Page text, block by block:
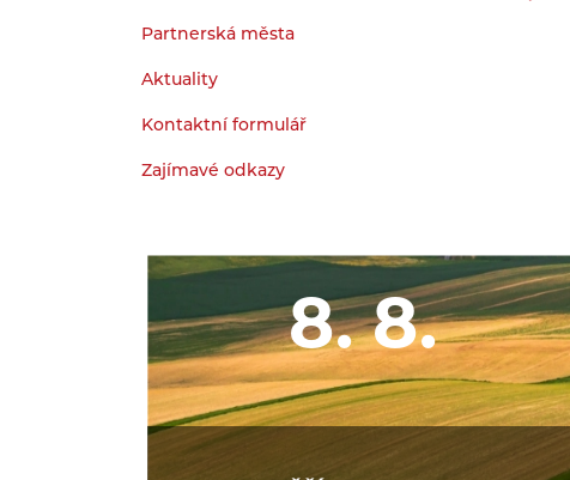
Partnerská města
Aktuality
Kontaktní formulář
Zajímavé odkazy
8. 8.